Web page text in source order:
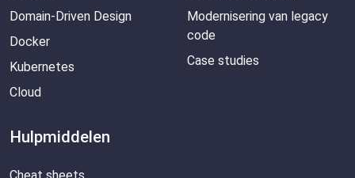
Domain-Driven Design
Docker
Kubernetes
Cloud
Modernisering van legacy
code
Case studies
Hulpmiddelen